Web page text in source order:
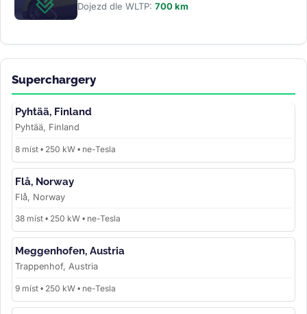
Dojezd dle WLTP: 700 km
Superchargery
Pyhtää, Finland
Pyhtää, Finland
8 míst • 250 kW • ne-Tesla
Flå, Norway
Flå, Norway
38 míst • 250 kW • ne-Tesla
Meggenhofen, Austria
Trappenhof, Austria
9 míst • 250 kW • ne-Tesla